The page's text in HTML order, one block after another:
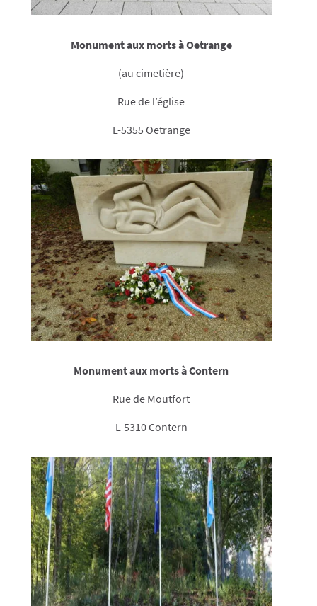
Monument aux morts à Oetrange
(au cimetière)
Rue de l’église
L-5355 Oetrange
Monument aux morts à Contern
Rue de Moutfort
L-5310 Contern